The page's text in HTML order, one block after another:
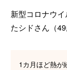
新型コロナウ
たシドさん（
1カ月ほど熱が